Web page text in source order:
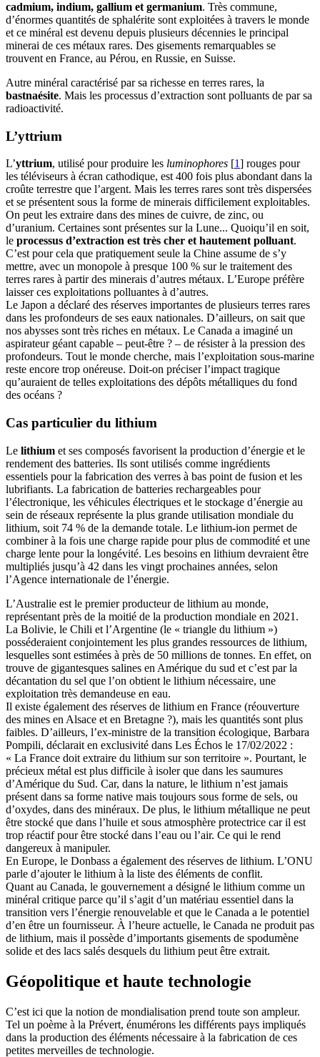
cadmium, indium, gallium et germanium. Très commune,
d’énormes quantités de sphalérite sont exploitées à travers le monde
et ce minéral est devenu depuis plusieurs décennies le principal
minerai de ces métaux rares. Des gisements remarquables se
trouvent en France, au Pérou, en Russie, en Suisse.
Autre minéral caractérisé par sa richesse en terres rares, la
bastnaésite. Mais les processus d’extraction sont polluants de par sa
radioactivité.
L’yttrium
L’yttrium, utilisé pour produire les luminophores [1] rouges pour
les téléviseurs à écran cathodique, est 400 fois plus abondant dans la
croûte terrestre que l’argent. Mais les terres rares sont très dispersées
et se présentent sous la forme de minerais difficilement exploitables.
On peut les extraire dans des mines de cuivre, de zinc, ou
d’uranium. Certaines sont présentes sur la Lune... Quoiqu’il en soit,
le processus d’extraction est très cher et hautement polluant.
C’est pour cela que pratiquement seule la Chine assume de s’y
mettre, avec un monopole à presque 100 % sur le traitement des
terres rares à partir des minerais d’autres métaux. L’Europe préfère
laisser ces exploitations polluantes à d’autres.
Le Japon a déclaré des réserves importantes de plusieurs terres rares
dans les profondeurs de ses eaux nationales. D’ailleurs, on sait que
nos abysses sont très riches en métaux. Le Canada a imaginé un
aspirateur géant capable – peut-être ? – de résister à la pression des
profondeurs. Tout le monde cherche, mais l’exploitation sous-marine
reste encore trop onéreuse. Doit-on préciser l’impact tragique
qu’auraient de telles exploitations des dépôts métalliques du fond
des océans ?
Cas particulier du lithium
Le lithium et ses composés favorisent la production d’énergie et le
rendement des batteries. Ils sont utilisés comme ingrédients
essentiels pour la fabrication des verres à bas point de fusion et les
lubrifiants. La fabrication de batteries rechargeables pour
l’électronique, les véhicules électriques et le stockage d’énergie au
sein de réseaux représente la plus grande utilisation mondiale du
lithium, soit 74 % de la demande totale. Le lithium-ion permet de
combiner à la fois une charge rapide pour plus de commodité et une
charge lente pour la longévité. Les besoins en lithium devraient être
multipliés jusqu’à 42 dans les vingt prochaines années, selon
l’Agence internationale de l’énergie.
L’Australie est le premier producteur de lithium au monde,
représentant près de la moitié de la production mondiale en 2021.
La Bolivie, le Chili et l’Argentine (le « triangle du lithium »)
posséderaient conjointement les plus grandes ressources de lithium,
lesquelles sont estimées à près de 50 millions de tonnes. En effet, on
trouve de gigantesques salines en Amérique du sud et c’est par la
décantation du sel que l’on obtient le lithium nécessaire, une
exploitation très demandeuse en eau.
Il existe également des réserves de lithium en France (réouverture
des mines en Alsace et en Bretagne ?), mais les quantités sont plus
faibles. D’ailleurs, l’ex-ministre de la transition écologique, Barbara
Pompili, déclarait en exclusivité dans Les Échos le 17/02/2022 :
« La France doit extraire du lithium sur son territoire ». Pourtant, le
précieux métal est plus difficile à isoler que dans les saumures
d’Amérique du Sud. Car, dans la nature, le lithium n’est jamais
présent dans sa forme native mais toujours sous forme de sels, ou
d’oxydes, dans des minéraux. De plus, le lithium métallique ne peut
être stocké que dans l’huile et sous atmosphère protectrice car il est
trop réactif pour être stocké dans l’eau ou l’air. Ce qui le rend
dangereux à manipuler.
En Europe, le Donbass a également des réserves de lithium. L’ONU
parle d’ajouter le lithium à la liste des éléments de conflit.
Quant au Canada, le gouvernement a désigné le lithium comme un
minéral critique parce qu’il s’agit d’un matériau essentiel dans la
transition vers l’énergie renouvelable et que le Canada a le potentiel
d’en être un fournisseur. À l’heure actuelle, le Canada ne produit pas
de lithium, mais il possède d’importants gisements de spodumène
solide et des lacs salés desquels du lithium peut être extrait.
Géopolitique et haute technologie
C’est ici que la notion de mondialisation prend toute son ampleur.
Tel un poème à la Prévert, énumérons les différents pays impliqués
dans la production des éléments nécessaire à la fabrication de ces
petites merveilles de technologie.